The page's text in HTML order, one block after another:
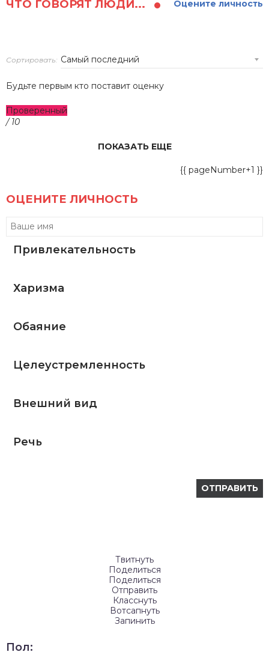
ЧТО ГОВОРЯТ ЛЮДИ... Оцените личность
Сортировать:
Будьте первым кто поставит оценку
Проверенный
/ 10
ПОКАЗАТЬ ЕЩЕ
{{ pageNumber+1 }}
ОЦЕНИТЕ ЛИЧНОСТЬ
Привлекательность
Харизма
Обаяние
Целеустремленность
Внешний вид
Речь
Твитнуть
Поделиться
Поделиться
Отправить
Класснуть
Вотсапнуть
Запинить
Пол: